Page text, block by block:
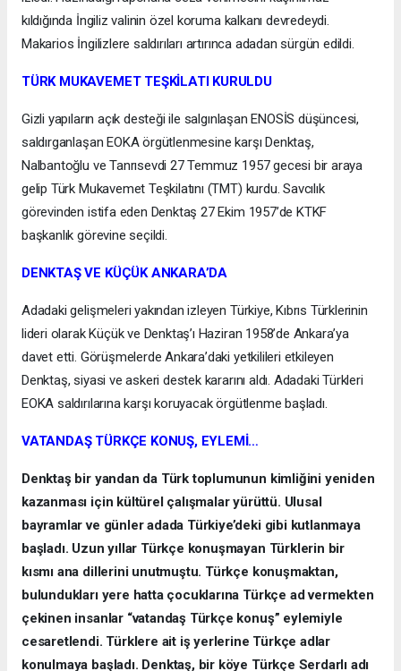
kıldığında İngiliz valinin özel koruma kalkanı devredeydi.
Makarios İngilizlere saldırıları artırınca adadan sürgün edildi.
TÜRK MUKAVEMET TEŞKİLATI KURULDU
Gizli yapıların açık desteği ile salgınlaşan ENOSİS düşüncesi,
saldırganlaşan EOKA örgütlenmesine karşı Denktaş,
Nalbantoğlu ve Tanrısevdi 27 Temmuz 1957 gecesi bir araya
gelip Türk Mukavemet Teşkilatını (TMT) kurdu. Savcılık
görevinden istifa eden Denktaş 27 Ekim 1957’de KTKF
başkanlık görevine seçildi.
DENKTAŞ VE KÜÇÜK ANKARA’DA
Adadaki gelişmeleri yakından izleyen Türkiye, Kıbrıs Türklerinin
lideri olarak Küçük ve Denktaş’ı Haziran 1958’de Ankara’ya
davet etti. Görüşmelerde Ankara’daki yetkilileri etkileyen
Denktaş, siyasi ve askeri destek kararını aldı. Adadaki Türkleri
EOKA saldırılarına karşı koruyacak örgütlenme başladı.
VATANDAŞ TÜRKÇE KONUŞ, EYLEMİ…
Denktaş bir yandan da Türk toplumunun kimliğini yeniden
kazanması için kültürel çalışmalar yürüttü. Ulusal
bayramlar ve günler adada Türkiye’deki gibi kutlanmaya
başladı. Uzun yıllar Türkçe konuşmayan Türklerin bir
kısmı ana dillerini unutmuştu. Türkçe konuşmaktan,
bulundukları yere hatta çocuklarına Türkçe ad vermekten
çekinen insanlar “vatandaş Türkçe konuş” eylemiyle
cesaretlendi. Türklere ait iş yerlerine Türkçe adlar
konulmaya başladı. Denktaş, bir köye Türkçe Serdarlı adı